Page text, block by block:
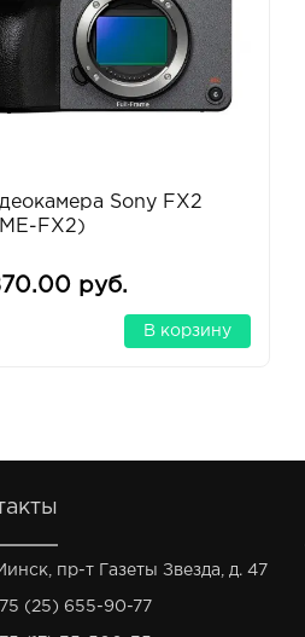
Sony FX2
FX2)
руб.
В корзину
пр-т Газеты Звезда, д. 47
(25) 655-90-77